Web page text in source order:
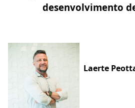
desenvolvimento
Laerte